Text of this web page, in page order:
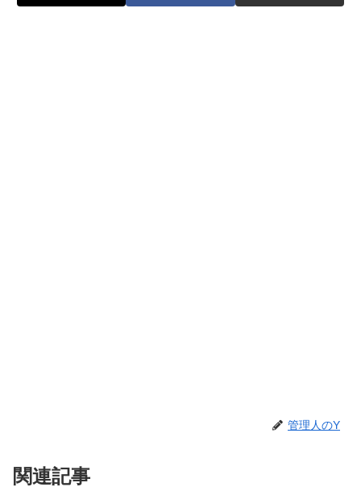
管理人のY
関連記事